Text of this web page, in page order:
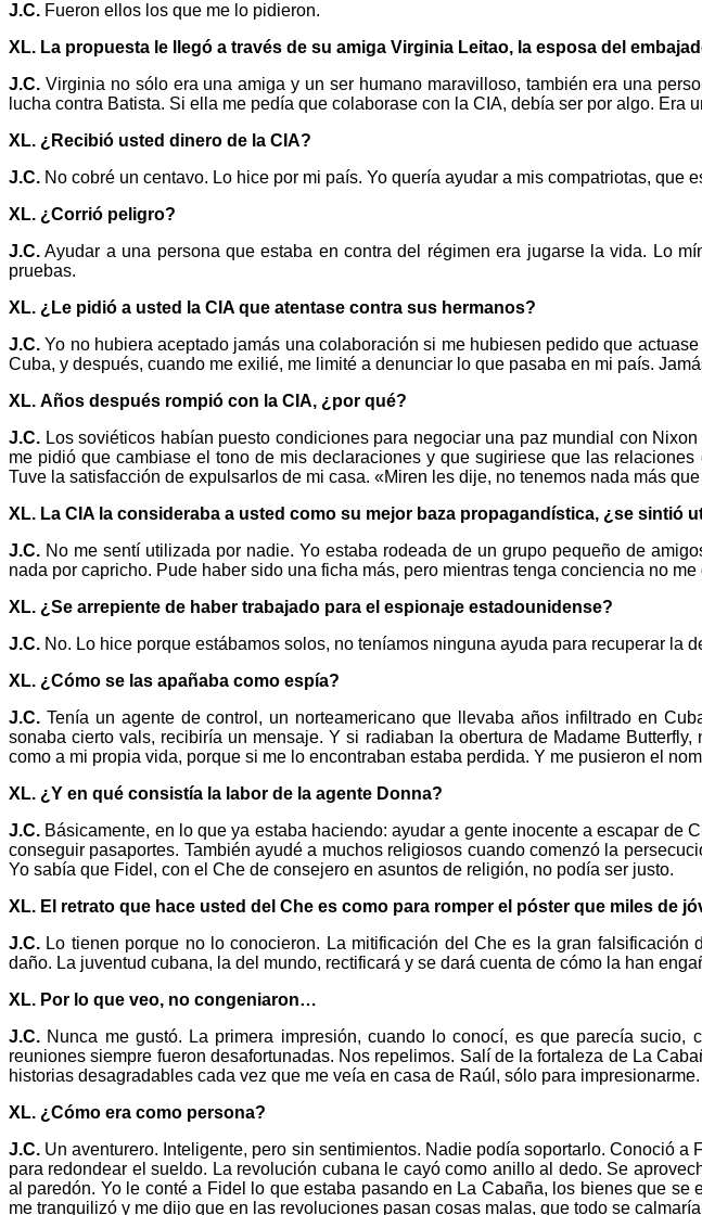
J.C. Fueron ellos los que me lo pidieron.
XL. La propuesta le llegó a través de su amiga Virginia Leitao, la esposa del
J.C. Virginia no sólo era una amiga y un ser humano maravilloso, también era una
lucha contra Batista. Si ella me pedía que colaborase con la CIA, debía ser por algo. Era
XL. ¿Recibió usted dinero de la CIA?
J.C. No cobré un centavo. Lo hice por mi país. Yo quería ayudar a mis compatriotas, que
XL. ¿Corrió peligro?
J.C. Ayudar a una persona que estaba en contra del régimen era jugarse la vida. Lo
pruebas.
XL. ¿Le pidió a usted la CIA que atentase contra sus hermanos?
J.C. Yo no hubiera aceptado jamás una colaboración si me hubiesen pedido que
Cuba, y después, cuando me exilié, me limité a denunciar lo que pasaba en mi país.
XL. Años después rompió con la CIA, ¿por qué?
J.C. Los soviéticos habían puesto condiciones para negociar una paz mundial con
me pidió que cambiase el tono de mis declaraciones y que sugiriese que las
Tuve la satisfacción de expulsarlos de mi casa. «Miren les dije, no tenemos nada más
XL. La CIA la consideraba a usted como su mejor baza propagandística, ¿se sintió
J.C. No me sentí utilizada por nadie. Yo estaba rodeada de un grupo pequeño de
nada por capricho. Pude haber sido una ficha más, pero mientras tenga conciencia no
XL. ¿Se arrepiente de haber trabajado para el espionaje estadounidense?
J.C. No. Lo hice porque estábamos solos, no teníamos ninguna ayuda para recuperar
XL. ¿Cómo se las apañaba como espía?
J.C. Tenía un agente de control, un norteamericano que llevaba años infiltrado en
sonaba cierto vals, recibiría un mensaje. Y si radiaban la obertura de Madame
como a mi propia vida, porque si me lo encontraban estaba perdida. Y me pusieron el
XL. ¿Y en qué consistía la labor de la agente Donna?
J.C. Básicamente, en lo que ya estaba haciendo: ayudar a gente inocente a escapar
conseguir pasaportes. También ayudé a muchos religiosos cuando comenzó la
Yo sabía que Fidel, con el Che de consejero en asuntos de religión, no podía ser justo.
XL. El retrato que hace usted del Che es como para romper el póster que miles de
J.C. Lo tienen porque no lo conocieron. La mitificación del Che es la gran
daño. La juventud cubana, la del mundo, rectificará y se dará cuenta de cómo la han
XL. Por lo que veo, no congeniaron…
J.C. Nunca me gustó. La primera impresión, cuando lo conocí, es que parecía
reuniones siempre fueron desafortunadas. Nos repelimos. Salí de la fortaleza de La
historias desagradables cada vez que me veía en casa de Raúl, sólo para
XL. ¿Cómo era como persona?
J.C. Un aventurero. Inteligente, pero sin sentimientos. Nadie podía soportarlo. Conoció
para redondear el sueldo. La revolución cubana le cayó como anillo al dedo. Se
al paredón. Yo le conté a Fidel lo que estaba pasando en La Cabaña, los bienes que
me tranquilizó y me dijo que en las revoluciones pasan cosas malas, que todo se